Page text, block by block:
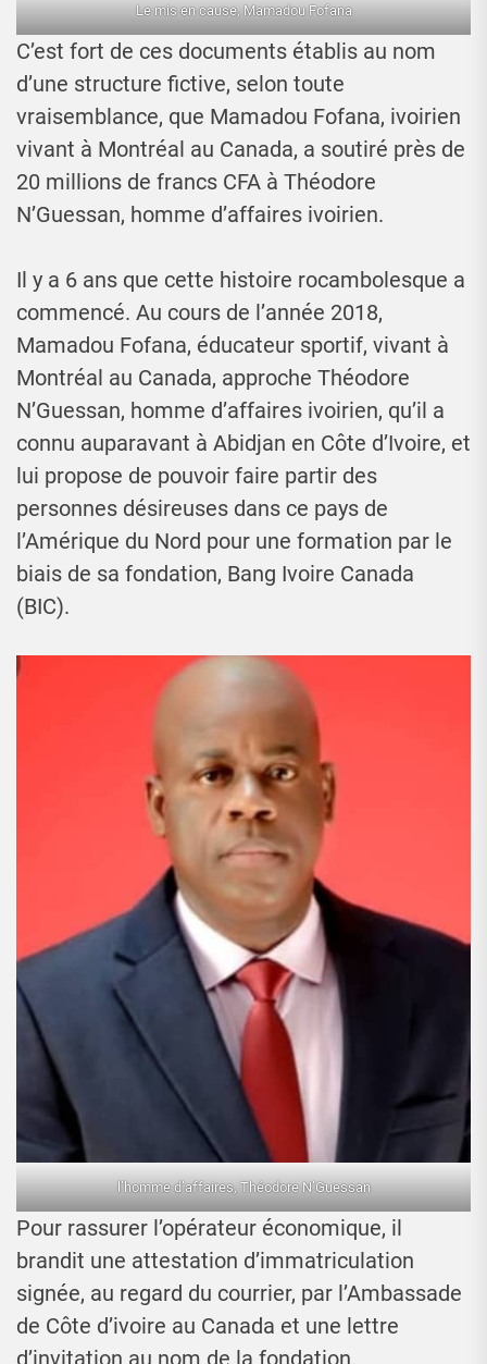
Le mis en cause, Mamadou Fofana
C’est fort de ces documents établis au nom
d’une structure fictive, selon toute
vraisemblance, que Mamadou Fofana, ivoirien
vivant à Montréal au Canada, a soutiré près de
20 millions de francs CFA à Théodore
N’Guessan, homme d’affaires ivoirien.
Il y a 6 ans que cette histoire rocambolesque a
commencé. Au cours de l’année 2018,
Mamadou Fofana, éducateur sportif, vivant à
Montréal au Canada, approche Théodore
N’Guessan, homme d’affaires ivoirien, qu’il a
connu auparavant à Abidjan en Côte d’Ivoire, et
lui propose de pouvoir faire partir des
personnes désireuses dans ce pays de
l’Amérique du Nord pour une formation par le
biais de sa fondation, Bang Ivoire Canada
(BIC).
l’homme d’affaires, Théodore N’Guessan
Pour rassurer l’opérateur économique, il
brandit une attestation d’immatriculation
signée, au regard du courrier, par l’Ambassade
de Côte d’ivoire au Canada et une lettre